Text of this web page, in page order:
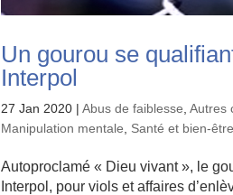
Un gourou se
Interpol
27 Jan 2020 |Abus de faiblesse ,Autres
Manipulation mentale
Santé et bien-être
Autoproclamé « Dieu vivant », le
Interpol, pour viols et affaires